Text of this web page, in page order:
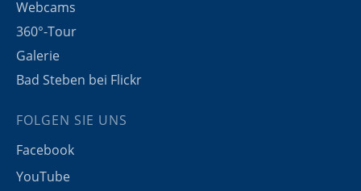
Webcams
360°-Tour
Galerie
Bad Steben bei Flickr
FOLGEN SIE UNS
Facebook
YouTube